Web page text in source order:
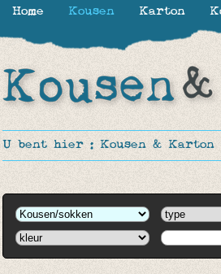
U bent hier : Kousen & Karton
Home Kousen Karton